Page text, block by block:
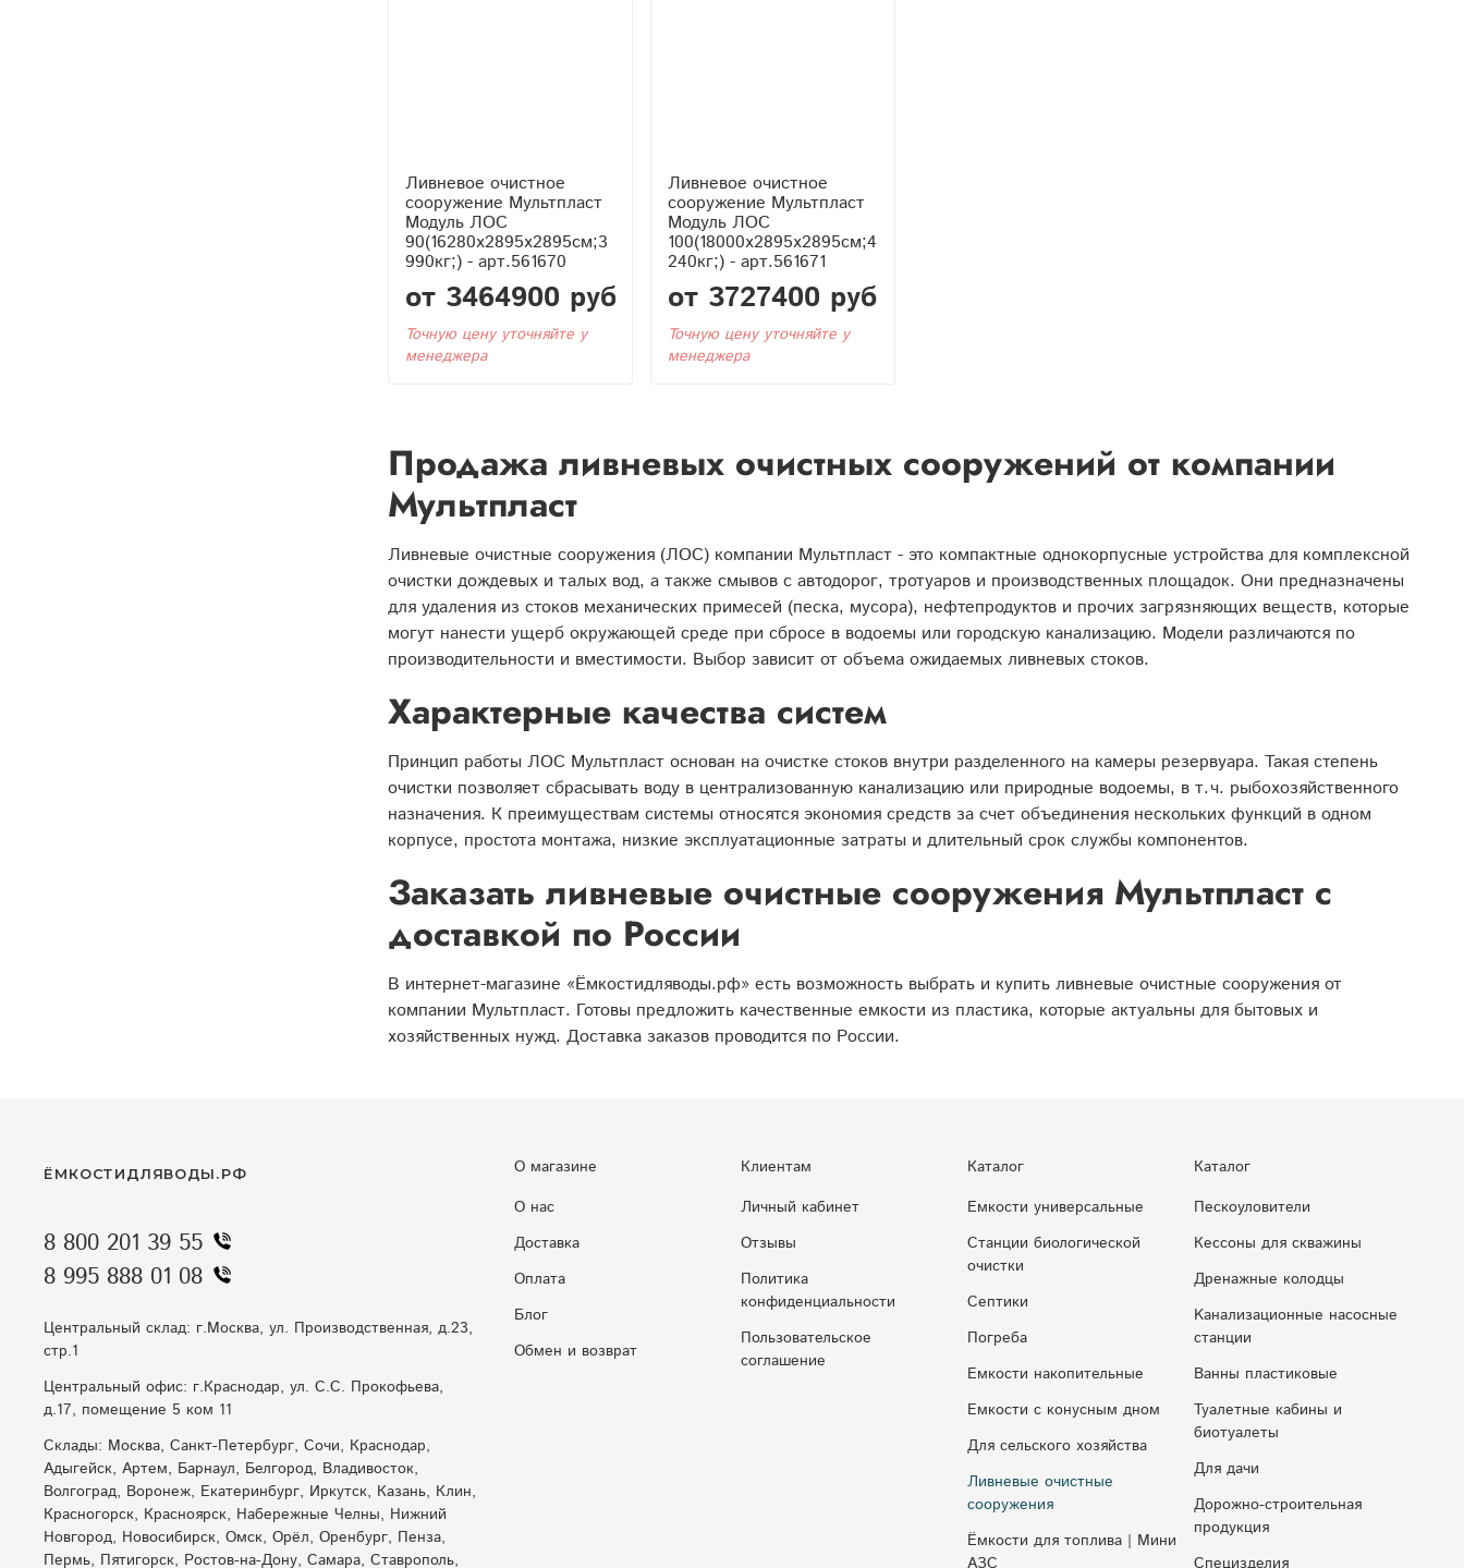
Ливневое очистное
сооружение Мультпласт
Модуль ЛОС
90(16280x2895x2895см;3
990кг;) - арт.561670
от 3464900 руб
Точную цену уточняйте у
менеджера
Ливневое очистное
сооружение Мультпласт
Модуль ЛОС
100(18000x2895x2895см;4
240кг;) - арт.561671
от 3727400 руб
Точную цену уточняйте у
менеджера
Продажа ливневых очистных сооружений от компании
Мультпласт
Ливневые очистные сооружения (ЛОС) компании Мультпласт - это компактные однокорпусные устройства для комплексной
очистки дождевых и талых вод, а также смывов с автодорог, тротуаров и производственных площадок. Они предназначены
для удаления из стоков механических примесей (песка, мусора), нефтепродуктов и прочих загрязняющих веществ, которые
могут нанести ущерб окружающей среде при сбросе в водоемы или городскую канализацию. Модели различаются по
производительности и вместимости. Выбор зависит от объема ожидаемых ливневых стоков.
Характерные качества систем
Принцип работы ЛОС Мультпласт основан на очистке стоков внутри разделенного на камеры резервуара. Такая степень
очистки позволяет сбрасывать воду в централизованную канализацию или природные водоемы, в т. ч. рыбохозяйственного
назначения. К преимуществам системы относятся экономия средств за счет объединения нескольких функций в одном
корпусе, простота монтажа, низкие эксплуатационные затраты и длительный срок службы компонентов.
Заказать ливневые очистные сооружения Мультпласт с
доставкой по России
В интернет-магазине «Ёмкостидляводы.рф» есть возможность выбрать и купить ливневые очистные сооружения от
компании Мультпласт. Готовы предложить качественные емкости из пластика, которые актуальны для бытовых и
хозяйственных нужд. Доставка заказов проводится по России.
О магазине
О нас
Доставка
Оплата
Блог
Обмен и возврат
Клиентам
Личный кабинет
Отзывы
Политика
конфиденциальности
Пользовательское
соглашение
Каталог
Емкости универсальные
Станции биологической
очистки
Септики
Погреба
Емкости накопительные
Eмкocти c кoнуcным днoм
Для сельского хозяйства
Ливневые очистные
сооружения
Ёмкости для топлива | Мини
Каталог
Пескоуловители
Кессоны для скважины
Дренажные колодцы
Kaнaлизaциoнныe нacocныe
cтaнции
Ванны пластиковые
Туалетные кабины и
биотуалеты
Для дачи
Дорожно-строительная
продукция
ЁМКОСТИДЛЯВОДЫ.РФ
8 800 201 39 55
8 995 888 01 08
Центральный склад: г.Москва, ул. Производственная, д.23,
стр.1
Центральный офис: г.Краснодар, ул. С.С. Прокофьева,
д.17, помещение 5 ком 11
Склады: Москва, Санкт-Петербург, Сочи, Краснодар,
Адыгейск, Артем, Барнаул, Белгород, Владивосток,
Волгоград, Воронеж, Екатеринбург, Иркутск, Казань, Клин,
Красногорск, Красноярск, Набережные Челны, Нижний
Новгород, Новосибирск, Омск, Орёл, Оренбург, Пенза,
Пермь, Пятигорск, Ростов-на-Дону, Самара, Ставрополь,